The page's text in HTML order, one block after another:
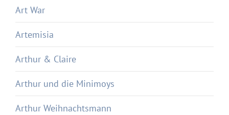
Art War
Artemisia
Arthur & Claire
Arthur und die Minimoys
Arthur Weihnachtsmann